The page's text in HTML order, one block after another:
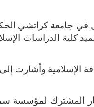
في جامعة كراتشي
كلية الدراسات
الإسلامية وأشارت
الحياة الأنثوية تم نشره في 291 صفحة بالتعاون